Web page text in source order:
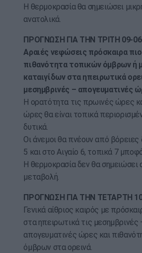
Η θερμοκρασία θα σημειώσει
ανατολικά.
ΠΡΟΓΝΩΣΗ ΓΙΑ ΤΗΝ ΤΡΙΤΗ 09-
Αραιές νεφώσεις πρόσκαιρα
πιθανότητα τοπικών όμβρων ή
καταιγίδων στα ηπειρωτικά
μεσημβρινές – απογευματινές
Η ορατότητα τις πρωινές ώρες
ώρες θα είναι τοπικά
δυτικά.
Οι άνεμοι θα πνέουν από βόρειες
5 και στο Αιγαίο 6, τοπικά 7
Η θερμοκρασία δεν θα σημειώσει
μεταβολή.
ΠΡΟΓΝΩΣΗ ΓΙΑ ΤΗΝ ΤΕΤΑΡΤΗ
Γενικά αίθριος καιρός με
στα ηπειρωτικά τις μεσημβρινές
απογευματινές ώρες και
όμβρων στα ορεινά.